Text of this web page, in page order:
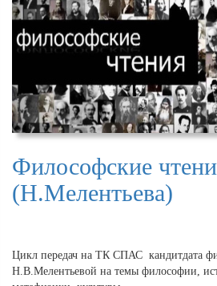
Философские
(Н.Мелентьева)
Цикл передач на ТК СПАС кандитдата
Н.В.Мелентьевой на темы философии,